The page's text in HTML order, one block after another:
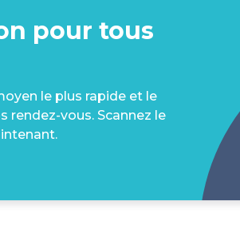
pour tous
le plus rapide et le
rendez-vous. Scannez le